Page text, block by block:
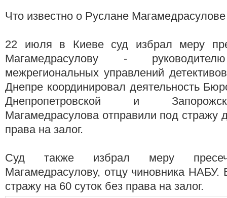
Что известно о Руслане Магамедрасулове
22 июля в Киеве суд избрал меру
Магамедрасулову -
межрегиональных управлений
Днепре координировал деятельность
Днепропетровской и
Магамедрасулова отправили под стражу
права на залог.
Суд также избрал меру
Магамедрасулову, отцу чиновника НАБУ.
стражу на 60 суток без права на залог.